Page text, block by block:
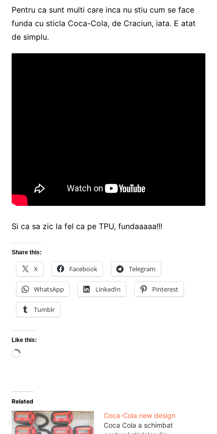
Pentru ca sunt multi care inca nu stiu cum se face
funda cu sticla Coca-Cola, de Craciun, iata. E atat
de simplu.
Si ca sa zic la fel ca pe TPU, fundaaaaa!!!
Share this:
X Facebook Telegram
WhatsApp LinkedIn Pinterest
Tumblr
Like this:
Loading…
Related
Coca-Cola new design
Coca Cola a schimbat